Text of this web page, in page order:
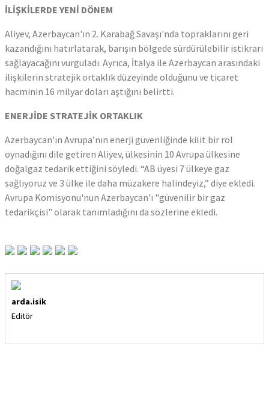
İLİŞKİLERDE YENİ DÖNEM
Aliyev, Azerbaycan'ın 2. Karabağ Savaşı'nda topraklarını geri
kazandığını hatırlatarak, barışın bölgede sürdürülebilir istikrarı
sağlayacağını vurguladı. Ayrıca, İtalya ile Azerbaycan arasındaki
ilişkilerin stratejik ortaklık düzeyinde olduğunu ve ticaret
hacminin 16 milyar doları aştığını belirtti.
ENERJİDE STRATEJİK ORTAKLIK
Azerbaycan'ın Avrupa’nın enerji güvenliğinde kilit bir rol
oynadığını dile getiren Aliyev, ülkesinin 10 Avrupa ülkesine
doğalgaz tedarik ettiğini söyledi. “AB üyesi 7 ülkeye gaz
sağlıyoruz ve 3 ülke ile daha müzakere halindeyiz,” diye ekledi.
Avrupa Komisyonu'nun Azerbaycan'ı "güvenilir bir gaz
tedarikçisi" olarak tanımladığını da sözlerine ekledi.
arda.isik
Editör